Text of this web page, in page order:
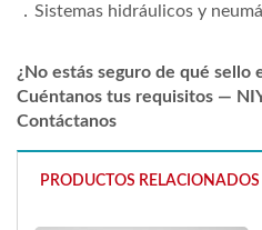
．Sistemas hidráulicos y
¿No estás seguro de qué sello
Cuéntanos tus requisitos —
Contáctanos
PRODUCTOS RELACIONADOS